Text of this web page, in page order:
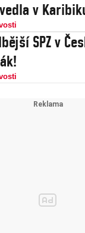
v
SPZ v